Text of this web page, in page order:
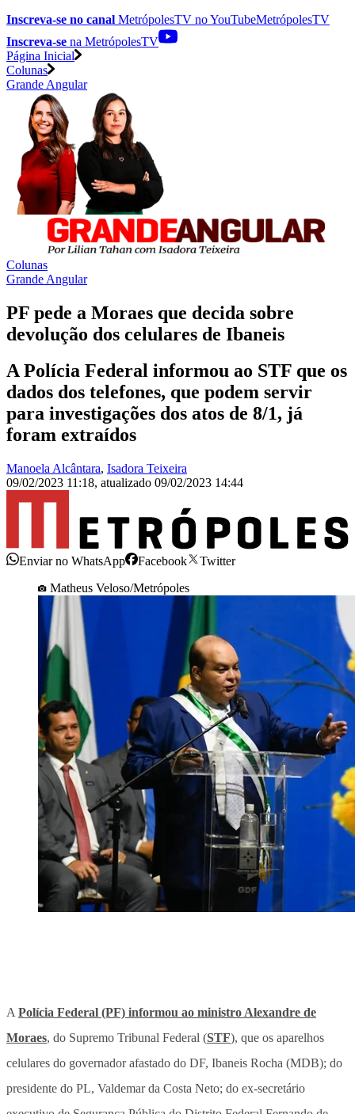
Inscreva-se no canal MetrópolesTV noYouTubeMetrópolesTV
Inscreva-se na MetrópolesTV
Página Inicial
Colunas
Grande Angular
Colunas
Grande Angular
PF pede a Moraes que decida sobre
devolução dos celulares de Ibaneis
A Polícia Federal informou ao STF que os
dados dos telefones, que podem servir
para investigações dos atos de 8/1, já
foram extraídos
Manoela Alcântara, Isadora Teixeira
09/02/2023 11:18, atualizado 09/02/2023 14:44
Enviar no WhatsApp Facebook
Twitter
Matheus Veloso/Metrópoles
A Polícia Federal (PF) informou ao ministro Alexandre de
Moraes, do Supremo Tribunal Federal (STF), que os aparelhos
celulares do governador afastado do DF, Ibaneis Rocha (MDB); do
presidente do PL, Valdemar da Costa Neto; do ex-secretário